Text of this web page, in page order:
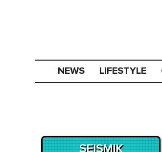
NEWS LIFESTYLE
SEISMIK